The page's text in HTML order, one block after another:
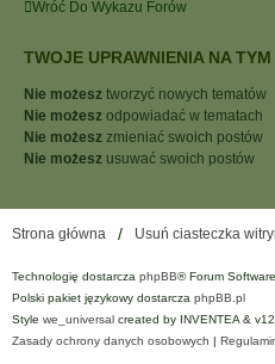
S
W
N
E
Wróć Do Wykazu Forów
TWOJE UPRAWNIENIA NA
Nie możesz tworzyć nowych tematów
Nie możesz odpowiadać w tematach
Nie możesz zmieniać swoich postów
Nie możesz usuwać swoich postów
Strona główna Usuń ciasteczka
Technologię dostarcza phpBB® Forum
Polski pakiet językowy dostarcza phpBB.pl
Style we_universal created by INVENTEA &
Zasady ochrony danych osobowych |